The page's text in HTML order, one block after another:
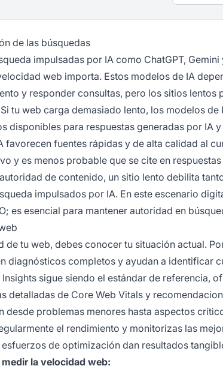
de las búsquedas
impulsadas por IA como ChatGPT,
web importa. Estos modelos de IA
y responder consultas, pero los sitios lentos
tu web carga demasiado lento, los modelos
disponibles para respuestas generadas por IA
favorecen fuentes rápidas y de alta calidad al
y es menos probable que se cite en
de contenido, un sitio lento debilita
impulsados por IA. En este escenario
es esencial para mantener autoridad en
tu web, debes conocer tu situación actual.
diagnósticos completos y ayudan a identificar
sigue siendo el estándar de referencia,
detalladas de Core Web Vitals y
desde problemas menores hasta aspectos
el rendimiento y monitorizas las
de optimización dan resultados
la velocidad web: